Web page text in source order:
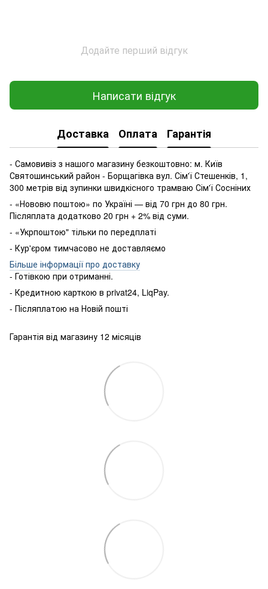
Додайте перший відгук
Написати відгук
Доставка Оплата Гарантія
- Самовивіз з нашого магазину безкоштовно: м. Київ
Святошинський район - Борщагівка вул. Сім'ї Стешенків, 1,
300 метрів від зупинки швидкісного трамваю Сім'ї Сосніних
- «Нововю поштою» по Україні — від 70 грн до 80 грн.
Післяплата додатково 20 грн + 2% від суми.
- «Укрпоштою" тільки по передплаті
- Кур'єром тимчасово не доставляємо
Більше інформації про доставку
- Готівкою при отриманні.
- Кредитною карткою в privat24, LiqPay.
- Післяплатою на Новій пошті
Гарантія від магазину 12 місяців